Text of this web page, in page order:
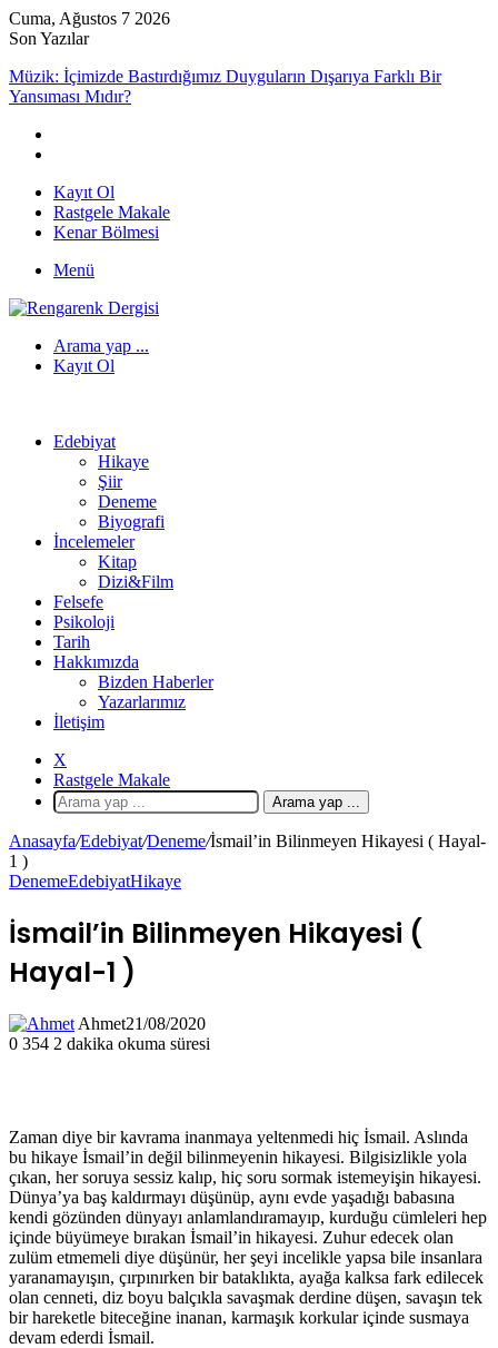
Cuma, Ağustos 7 2026
Son Yazılar
Müzik: İçimizde Bastırdığımız Duyguların Dışarıya Farklı Bir
Yansıması Mıdır?
Kayıt Ol
Rastgele Makale
Kenar Bölmesi
Menü
Arama yap ...
Kayıt Ol
Edebiyat
Hikaye
Şiir
Deneme
Biyografi
İncelemeler
Kitap
Dizi&Film
Felsefe
Psikoloji
Tarih
Hakkımızda
Bizden Haberler
Yazarlarımız
İletişim
X
Rastgele Makale
Arama yap ...
Anasayfa/Edebiyat/Deneme/İsmail’in Bilinmeyen Hikayesi ( Hayal-
1 )
DenemeEdebiyatHikaye
İsmail’in Bilinmeyen Hikayesi (
Hayal-1 )
Ahmet21/08/2020
0 354 2 dakika okuma süresi
Zaman diye bir kavrama inanmaya yeltenmedi hiç İsmail. Aslında
bu hikaye İsmail’in değil bilinmeyenin hikayesi. Bilgisizlikle yola
çıkan, her soruya sessiz kalıp, hiç soru sormak istemeyişin hikayesi.
Dünya’ya baş kaldırmayı düşünüp, aynı evde yaşadığı babasına
kendi gözünden dünyayı anlamlandıramayıp, kurduğu cümleleri hep
içinde büyümeye bırakan İsmail’in hikayesi. Zuhur edecek olan
zulüm etmemeli diye düşünür, her şeyi incelikle yapsa bile insanlara
yaranamayışın, çırpınırken bir bataklıkta, ayağa kalksa fark edilecek
olan cenneti, diz boyu balçıkla savaşmak derdine düşen, savaşın tek
bir hareketle biteceğine inanan, karmaşık korkular içinde susmaya
devam ederdi İsmail.